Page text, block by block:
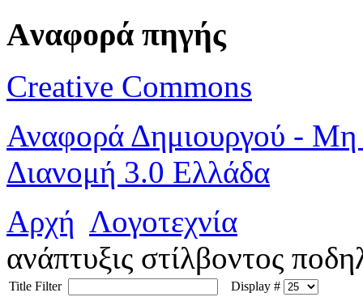
Aναφορά πηγής
Creative Commons
Αναφορά Δημιουργού -
Διανομή 3.0 Ελλάδα
Αρχή Λογοτεχνία
ανάπτυξις στίλβοντος
Title Filter
Display #